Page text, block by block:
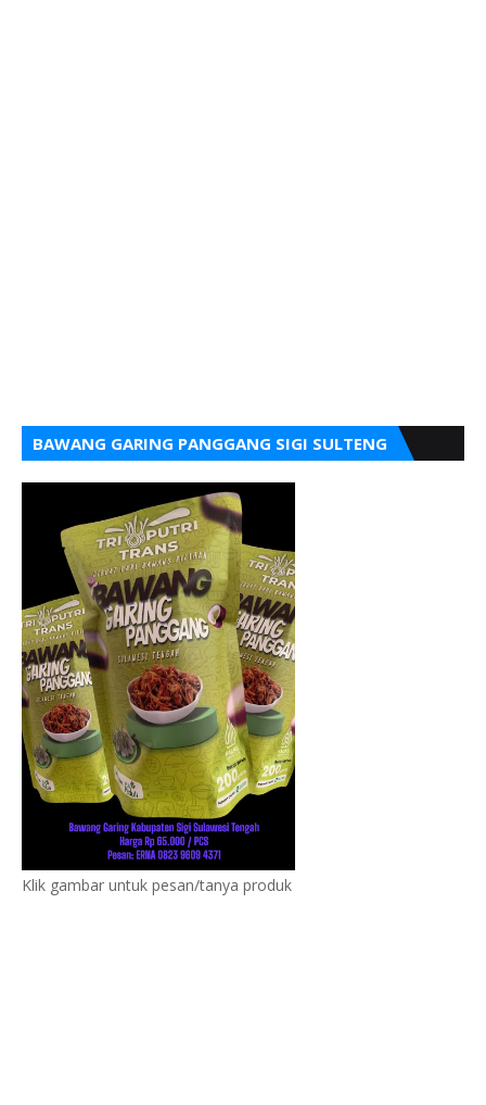
BAWANG GARING PANGGANG SIGI SULTENG
Klik gambar untuk pesan/tanya produk